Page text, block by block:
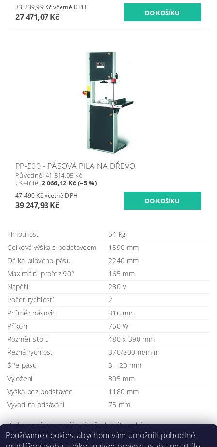
33 239,99 Kč včetně DPH
27 471,07 Kč
PP-500 - PÁSOVÁ PILA NA DŘEVO
Původně: 41 314,05 Kč
Ušetříte:2 066,12 Kč (–5 %)
47 490 Kč včetně DPH
39 247,93 Kč
Hmotnost
54 kg
Celková výška s podstavcem
1590 mm
Délka pilového pásu
2240 mm
Maximální prořez 90°
165 mm
Napětí
230 V
Počet rychlostí
2
Průměr pásovic
316 mm
Příkon
750 W
Rozměr stolu
480 x 390 mm
Řezná rychlost
370/800 m/min.
Šíře pásu
3 - 20 mm
Vyložení
305 mm
Výška bez podstavce
1180 mm
Vývod na odsávání
75 mm
Buďte první, kdo napíše příspěvek k této položce.
Přidat komentář
Používáme cookies, abychom vám umožnili pohodlné